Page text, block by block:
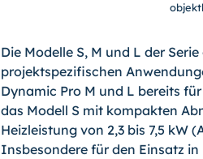
Die Modelle S, M und L der
projektspezifischen
Dynamic Pro M und L bereits
das Modell S mit kompakten
Heizleistung von 2,3 bis 7,5 kW
Insbesondere für den Einsatz